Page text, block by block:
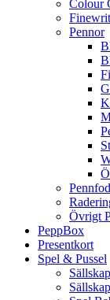
Colour
Pennor
Övrigt
PeppBox
Presentkort
Spel & Pussel